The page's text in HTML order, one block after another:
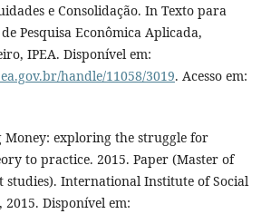
e Consolidação. In Texto para
Pesquisa Econômica Aplicada,
IPEA. Disponível em:
handle/11058/3019. Acesso em:
Money: exploring the struggle for
to practice. 2015. Paper (Master of
studies). International Institute of Social
2015. Disponível em: